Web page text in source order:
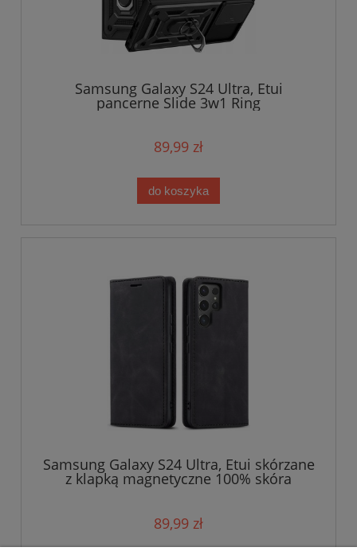
Samsung Galaxy S24 Ultra, Etui
pancerne Slide 3w1 Ring
89,99 zł
do koszyka
Samsung Galaxy S24 Ultra, Etui skórzane
z klapką magnetyczne 100% skóra
89,99 zł